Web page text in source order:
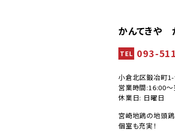
かんてきや
TEL 093-
小倉北区鍛冶町
営業時間:16:00～
休業日: 日曜日
宮崎地鶏の地頭
個室も充実！